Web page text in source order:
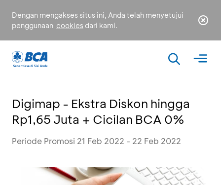
Dengan mengakses situs ini, Anda telah menyetujui
penggunaan cookies dari kami.
Digimap - Ekstra Diskon hingga
Rp1,65 Juta + Cicilan BCA 0%
Periode Promosi 21 Feb 2022 - 22 Feb 2022